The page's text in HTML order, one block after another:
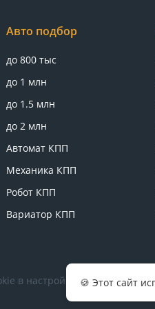
Авто подбор
до 800 тыс
до 1 млн
до 1.5 млн
до 2 млн
Автомат КПП
Механика КПП
Робот КПП
Вариатор КПП
в настройках браузера.
🍪 Этот сайт